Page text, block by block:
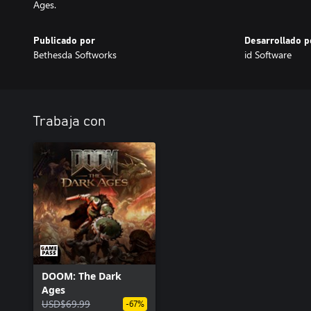
Ages.
Publicado por
Bethesda Softworks
Desarrollado
id Software
Trabaja con
DOOM: The Dark
Ages
USD$69.99
-67%